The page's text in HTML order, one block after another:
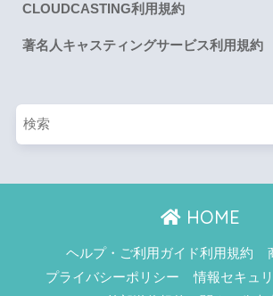
CLOUDCASTING利用規約
著名人キャスティングサービス利用規約
HOME
ヘルプ・ご利用ガイド利用規約
プライバシーポリシー
情報セキュ